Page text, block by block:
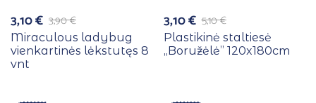
3,90€
3,10€
Miraculous ladybug
vienkartinės lėkstutęs 8
vnt
5,10€
3,10€
Plastikinė staltiesė
,,Boružėlė” 120x180cm